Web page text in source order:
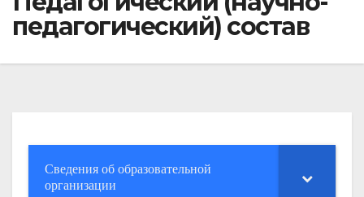
педагогический) состав
Сведения об образовательной
организации